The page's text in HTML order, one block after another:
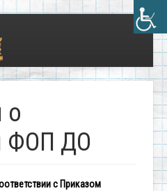
о
ФОП ДО
с Приказом